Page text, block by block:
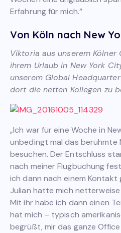
Erfahrung für mich.“
Von Köln nach New
Viktoria aus unserem
ihrem Urlaub in New York
unserem Global
dort die netten Kollegen zu
„Ich war für eine Woche in
unbedingt mal das berühmte
besuchen. Der Entschluss
nach meiner Flugbuchung
ich dann nach einem Kontakt
Julian hatte mich
Mit ihr habe ich dann einen
hat mich – typisch
begrüßt, mir das ganze